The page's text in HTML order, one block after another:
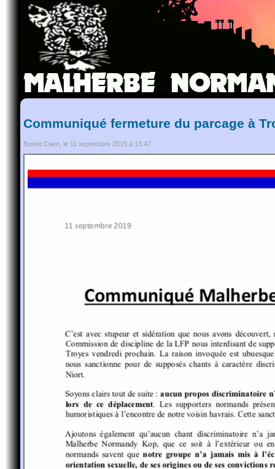
Communiqué fermeture du parcage à
Benoit Caen, le 11 septembre 2019 à 13:47